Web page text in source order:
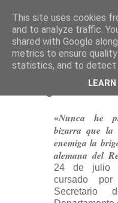
La carga de
«Nunca he
bizarra que
enemiga la
alemana del
24 de julio
cursado
This site uses cookies
and to analyze traffic.
shared with Google
metrics to ensure
statistics, and to detect